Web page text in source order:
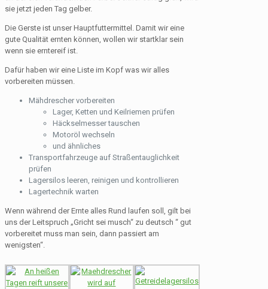
sie jetzt jeden Tag gelber.
Die Gerste ist unser Hauptfuttermittel. Damit wir eine
gute Qualität ernten können, wollen wir startklar sein
wenn sie erntereif ist.
Dafür haben wir eine Liste im Kopf was wir alles
vorbereiten müssen.
Mähdrescher vorbereiten
Lager, Ketten und Keilriemen prüfen
Häckselmesser tauschen
Motoröl wechseln
und ähnliches
Transportfahrzeuge auf Straßentauglichkeit
prüfen
Lagersilos leeren, reinigen und kontrollieren
Lagertechnik warten
Wenn während der Ernte alles Rund laufen soll, gilt bei
uns der Leitspruch „Gricht sei musch“ zu deutsch “ gut
vorbereitet muss man sein, dann passiert am
wenigsten“.